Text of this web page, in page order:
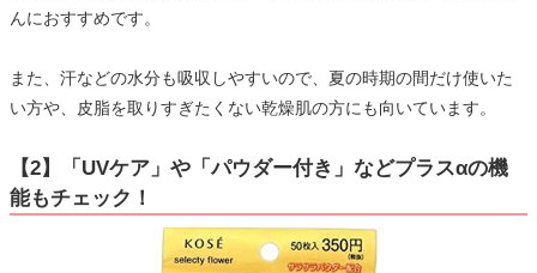
んにおすすめです。
また、汗などの水分も吸収しやすいので、夏の時期の間だけ使いた
い方や、皮脂を取りすぎたくない乾燥肌の方にも向いています。
【2】「UVケア」や「パウダー付き」などプラスαの機
能もチェック！